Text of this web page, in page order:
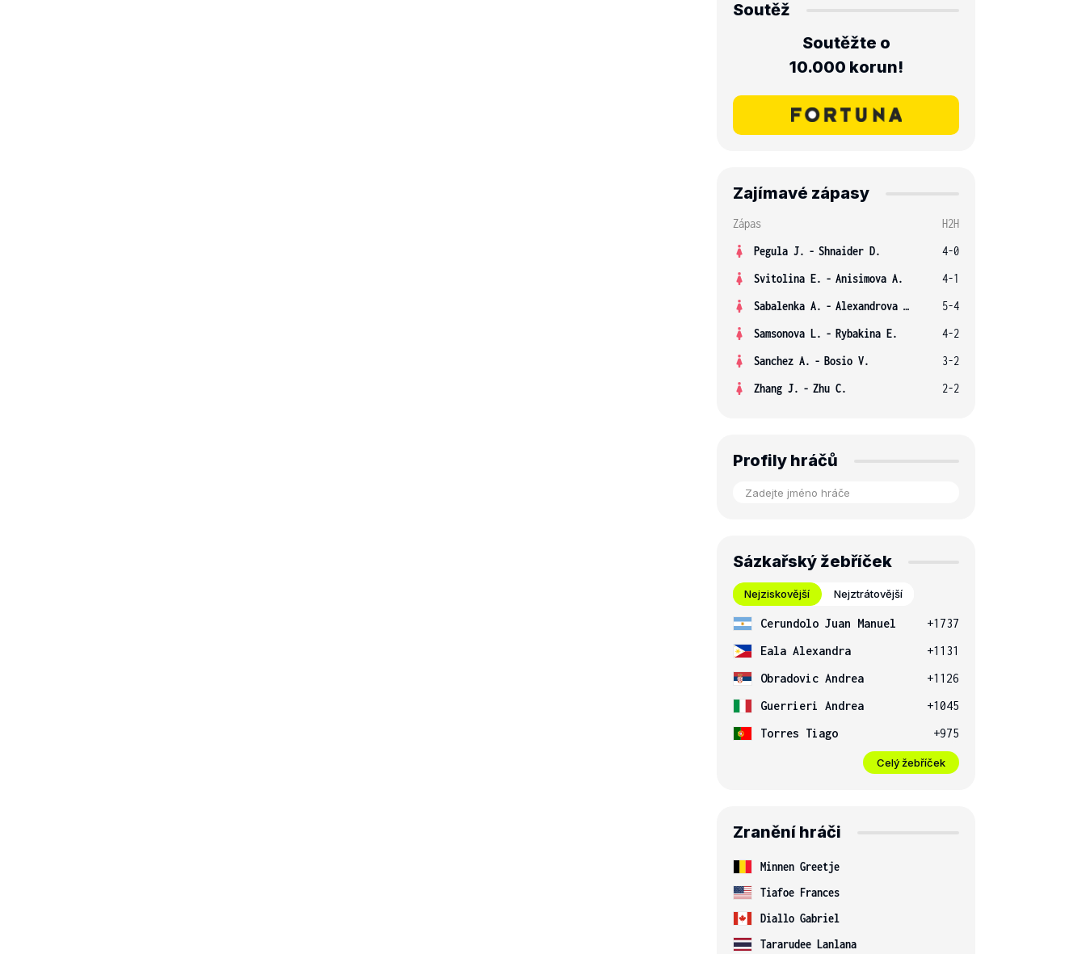
Soutěž
Soutěžte o
10.000 korun!
Zajímavé zápasy
Zápas
H2H
Pegula J. - Shnaider D.
4-0
Svitolina E. - Anisimova A.
4-1
Sabalenka A. - Alexandrova E.
5-4
Samsonova L. - Rybakina E.
4-2
Sanchez A. - Bosio V.
3-2
Zhang J. - Zhu C. 2-2
Profily hráčů
Sázkařský žebříček
Nejziskovější Nejztrátovější
Cerundolo Juan Manuel
+1737
Eala Alexandra
+1131
Obradovic Andrea
+1126
Guerrieri Andrea
+1045
Torres Tiago
+975
Celý žebříček
Zranění hráči
Minnen Greetje
Tiafoe Frances
Diallo Gabriel
Tararudee Lanlana